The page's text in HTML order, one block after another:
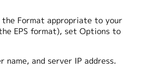
Format appropriate to your
EPS format), set Options to
and server IP address.